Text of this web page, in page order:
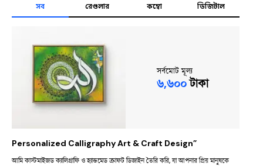
সব রেগুলার কম্বো ডিজিটাল
সর্বমোট মূল্য
৬,৬০০টাকা
Personalized Calligraphy Art & Craft Design”
আমি কাস্টমাইজড ক্যালিগ্রাফি ও হ্যান্ডমেড ক্রাফট ডিজাইন তৈরি করি, যা আপনার প্রিয় মানুষকে